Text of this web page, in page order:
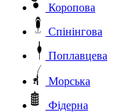
Коропова
Спінінгова
Поплавцева
Морська
Фідерна